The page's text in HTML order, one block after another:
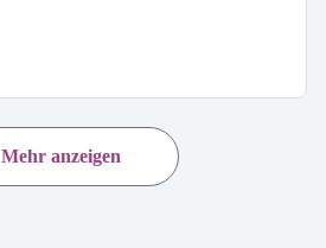
Mehr anzeigen